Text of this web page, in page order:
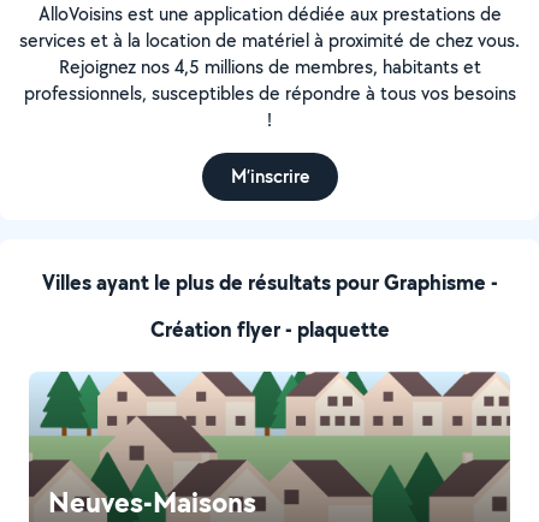
Villes ayant le plus de résultats pour Graphisme -
Création flyer - plaquette
Neuves-Maisons
AlloVoisins est une application dédiée aux prestations de
services et à la location de matériel à proximité de chez vous.
Rejoignez nos 4,5 millions de membres, habitants et
professionnels, susceptibles de répondre à tous vos besoins
!
M’inscrire